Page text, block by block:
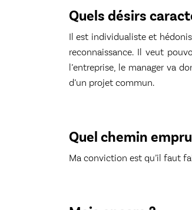
Quels désirs
Il est individualiste et
reconnaissance. Il veut
l’entreprise, le manager va
d’un projet commun.
Quel chemin
Ma conviction est qu’il faut